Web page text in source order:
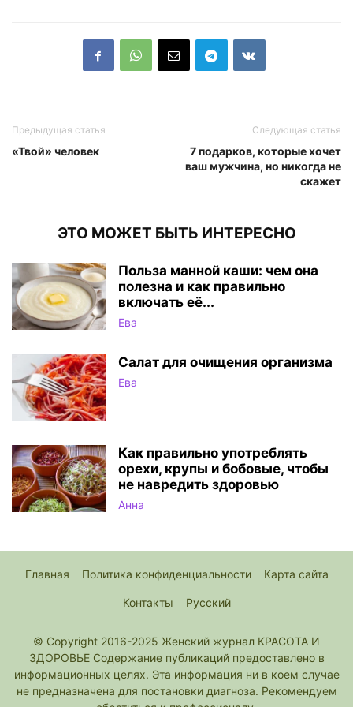
Предыдущая статья
«Твой» человек
Следующая статья
7 подарков, которые хочет
ваш мужчина, но никогда не
скажет
ЭТО МОЖЕТ БЫТЬ ИНТЕРЕСНО
Польза манной каши: чем она
полезна и как правильно
включать её...
Ева
Салат для очищения организма
Ева
Как правильно употреблять
орехи, крупы и бобовые, чтобы
не навредить здоровью
Анна
Главная Политика конфиденциальности Карта сайта
Контакты Русский
© Copyright 2016-2025 Женский журнал КРАСОТА И
ЗДОРОВЬЕ Содержание публикаций предоставлено в
информационных целях. Эта информация ни в коем случае
не предназначена для постановки диагноза. Рекомендуем